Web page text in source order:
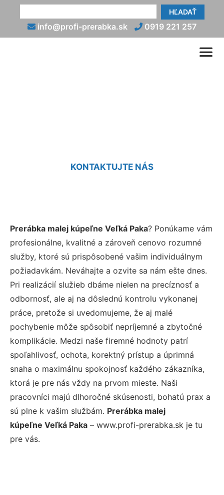
HĽADAŤ
info@profi-prerabka.sk 0919 221 257
KONTAKTUJTE NÁS
Prerábka malej kúpeľne Veľká Paka? Ponúkame vám
profesionálne, kvalitné a zároveň cenovo rozumné
služby, ktoré sú prispôsobené vašim individuálnym
požiadavkám. Neváhajte a ozvite sa nám ešte dnes.
Pri realizácií služieb dbáme nielen na precíznosť a
odbornosť, ale aj na dôslednú kontrolu vykonanej
práce, pretože si uvedomujeme, že aj malé
pochybenie môže spôsobiť nepríjemné a zbytočné
komplikácie. Medzi naše firemné hodnoty patrí
spoľahlivosť, ochota, korektný prístup a úprimná
snaha o maximálnu spokojnosť každého zákazníka,
ktorá je pre nás vždy na prvom mieste. Naši
pracovníci majú dlhoročné skúsenosti, bohatú prax a
sú plne k vašim službám. Prerábka malej
kúpeľne Veľká Paka – www.profi-prerabka.sk je tu
pre vás.